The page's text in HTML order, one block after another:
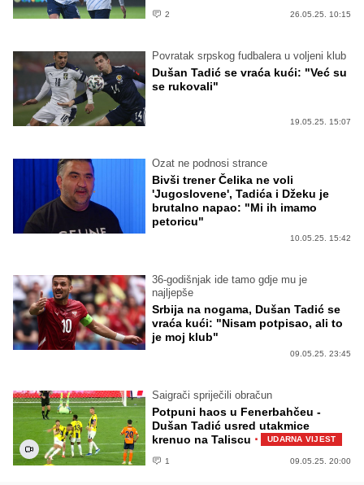
2 26.05.25. 10:15
Povratak srpskog fudbalera u voljeni klub
Dušan Tadić se vraća kući: "Već su
se rukovali"
19.05.25. 15:07
Ozat ne podnosi strance
Bivši trener Čelika ne voli
'Jugoslovene', Tadića i Džeku je
brutalno napao: "Mi ih imamo
petoricu"
10.05.25. 15:42
36-godišnjak ide tamo gdje mu je
najljepše
Srbija na nogama, Dušan Tadić se
vraća kući: "Nisam potpisao, ali to
je moj klub"
09.05.25. 23:45
Saigrači spriječili obračun
Potpuni haos u Fenerbahčeu -
Dušan Tadić usred utakmice
krenuo na Taliscu · UDARNA VIJEST
1 09.05.25. 20:00